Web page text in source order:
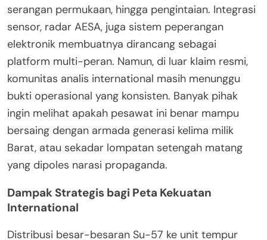
serangan permukaan, hingga pengintaian. Integrasi
sensor, radar AESA, juga sistem peperangan
elektronik membuatnya dirancang sebagai
platform multi-peran. Namun, di luar klaim resmi,
komunitas analis international masih menunggu
bukti operasional yang konsisten. Banyak pihak
ingin melihat apakah pesawat ini benar mampu
bersaing dengan armada generasi kelima milik
Barat, atau sekadar lompatan setengah matang
yang dipoles narasi propaganda.
Dampak Strategis bagi Peta Kekuatan
International
Distribusi besar-besaran Su-57 ke unit tempur